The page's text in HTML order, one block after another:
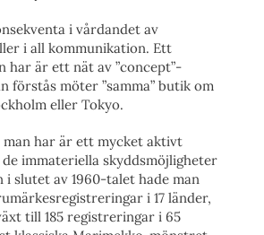
i vårdandet av
i all kommunikation. Ett
har är ett nät av ”concept”-
förstås möter ”samma” butik om
eller Tokyo.
man har är ett mycket aktivt
immateriella skyddsmöjligheter
i slutet av 1960-talet hade man
i 17 länder,
till 185 registreringar i 65